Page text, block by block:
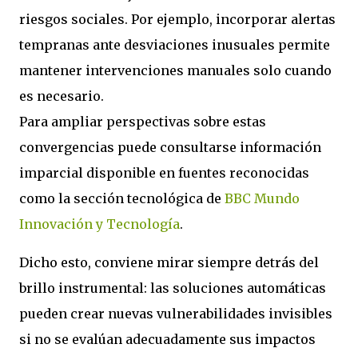
riesgos sociales. Por ejemplo, incorporar alertas
tempranas ante desviaciones inusuales permite
mantener intervenciones manuales solo cuando
es necesario.
Para ampliar perspectivas sobre estas
convergencias puede consultarse información
imparcial disponible en fuentes reconocidas
como la sección tecnológica de BBC Mundo
Innovación y Tecnología.
Dicho esto, conviene mirar siempre detrás del
brillo instrumental: las soluciones automáticas
pueden crear nuevas vulnerabilidades invisibles
si no se evalúan adecuadamente sus impactos